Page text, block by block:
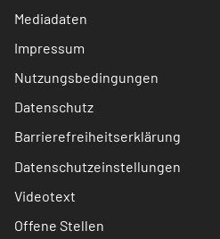
Mediadaten
Impressum
Nutzungsbedingungen
Datenschutz
Barrierefreiheitserklärung
Datenschutzeinstellungen
Videotext
Offene Stellen